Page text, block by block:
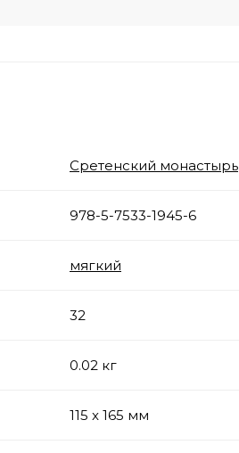
Сретенский монастырь
978-5-7533-1945-6
мягкий
32
0.02 кг
115 x 165 мм